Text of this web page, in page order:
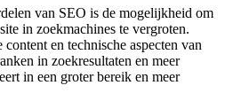
van SEO is de mogelijkheid om
in zoekmachines te vergroten.
en technische aspecten van
in zoekresultaten en meer
in een groter bereik en meer